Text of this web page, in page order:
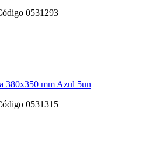
0531293
380x350 mm Azul 5un
0531315